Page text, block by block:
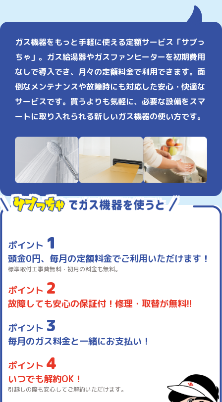
ガス機器をもっと手軽に使える定額サービス「サブっ
ちゃ」。ガス給湯器やガスファンヒーターを初期費用
なしで導入でき、月々の定額料金で利用できます。面
倒なメンテナンスや故障時にも対応した安心・快適な
サービスです。買うよりも気軽に、必要な設備をスマ
ートに取り入れられる新しいガス機器の使い方です。
ポイント 1
頭金0円、毎月の定額料金でご利用いただけます！
標準取付工事費無料・初月の料金も無料。
ポイント 2
故障しても安心の保証付！修理・取替が無料!!
ポイント 3
毎月のガス料金と一緒にお支払い！
ポイント 4
いつでも解約OK！
引越しの際も安心してご解約いただけます。